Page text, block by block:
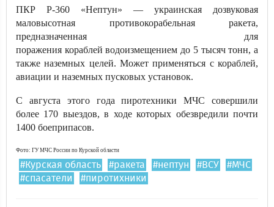
ПКР Р-360 «Нептун» — украинская дозвуковая
маловысотная противокорабельная ракета,
предназначенная для
поражения кораблей водоизмещением до 5 тысяч тонн, а
также наземных целей. Может применяться с кораблей,
авиации и наземных пусковых установок.
С августа этого года пиротехники МЧС совершили
более 170 выездов, в ходе которых обезвредили почти
1400 боеприпасов.
Фото: ГУ МЧС России по Курской области
#Курская область #ракета #нептун #ВСУ
#МЧС
#спасатели
#пиротихники